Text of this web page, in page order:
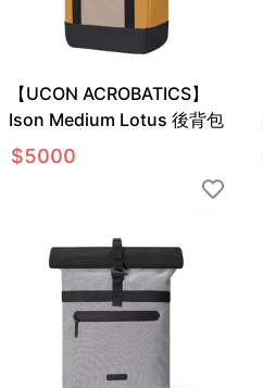
【UCON ACROBATICS】
Ison Medium Lotus 後背包
$5000